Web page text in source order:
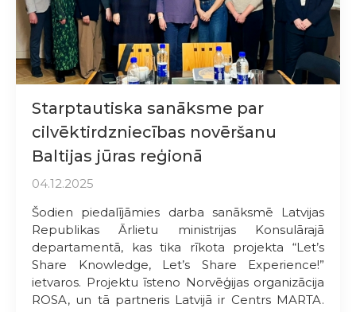
Starptautiska sanāksme par
cilvēktirdzniecības novēršanu
Baltijas jūras reģionā
04.12.2025
Šodien piedalījāmies darba sanāksmē Latvijas
Republikas Ārlietu ministrijas Konsulārajā
departamentā, kas tika rīkota projekta “Let’s
Share Knowledge, Let’s Share Experience!”
ietvaros. Projektu īsteno Norvēģijas organizācija
ROSA, un tā partneris Latvijā ir Centrs MARTA.